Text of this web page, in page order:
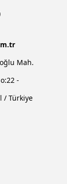
Mah.
-
/ Türkiye